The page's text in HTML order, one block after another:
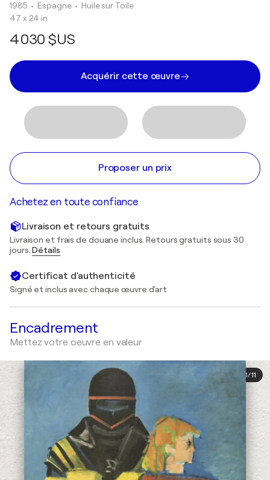
1985 • Espagne • Huile sur Toile
47 x 24 in
4 030 $US
Acquérir cette œuvre
Proposer un prix
Achetez en toute confiance
Livraison et retours gratuits
Livraison et frais de douane inclus. Retours gratuits sous 30
jours.Détails
Certificat d'authenticité
Signé et inclus avec chaque œuvre d'art
Encadrement
Mettez votre oeuvre en valeur
1/11